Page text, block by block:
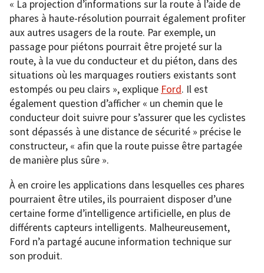
« La projection d’informations sur la route à l’aide de
phares à haute-résolution pourrait également profiter
aux autres usagers de la route. Par exemple, un
passage pour piétons pourrait être projeté sur la
route, à la vue du conducteur et du piéton, dans des
situations où les marquages ​​routiers existants sont
estompés ou peu clairs », explique Ford. Il est
également question d’afficher « un chemin que le
conducteur doit suivre pour s’assurer que les cyclistes
sont dépassés à une distance de sécurité » précise le
constructeur, « afin que la route puisse être partagée
de manière plus sûre ».
À en croire les applications dans lesquelles ces phares
pourraient être utiles, ils pourraient disposer d’une
certaine forme d’intelligence artificielle, en plus de
différents capteurs intelligents. Malheureusement,
Ford n’a partagé aucune information technique sur
son produit.